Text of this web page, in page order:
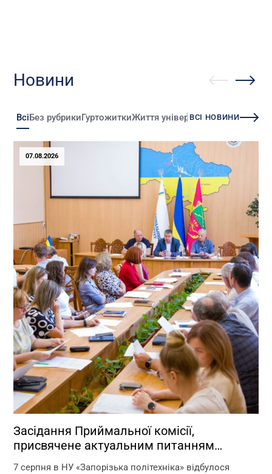
Новини
ВсіБез рубрикиГуртожиткиЖиття університетуЗміни
ВСІ НОВИНИ
07.08.2026
Засідання Приймальної комісії,
присвячене актуальним питанням
перебігу вступної кампанії 2026 року
7 серпня в НУ «Запорізька політехніка» відбулося